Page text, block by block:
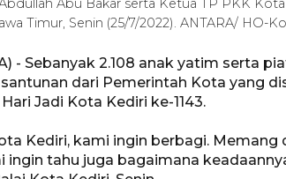
Abu Bakar serta Ketua TP PKK
Timur, Senin (25/7/2022). ANTARA/ HO-
- Sebanyak 2.108 anak yatim serta
dari Pemerintah Kota yang
Jadi Kota Kediri ke-1143.
Kediri, kami ingin berbagi. Memang
ingin tahu juga bagaimana